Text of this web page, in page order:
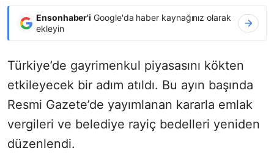
Ensonhaber'i Google'da haber kaynağınız olarak
ekleyin
Türkiye’de gayrimenkul piyasasını kökten
etkileyecek bir adım atıldı. Bu ayın başında
Resmi Gazete’de yayımlanan kararla emlak
vergileri ve belediye rayiç bedelleri yeniden
düzenlendi.